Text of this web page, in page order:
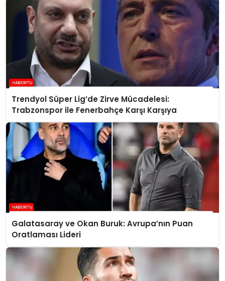
Trendyol Süper Lig’de Zirve Mücadelesi:
Trabzonspor ile Fenerbahçe Karşı Karşıya
Galatasaray ve Okan Buruk: Avrupa’nın Puan
Oratlaması Lideri